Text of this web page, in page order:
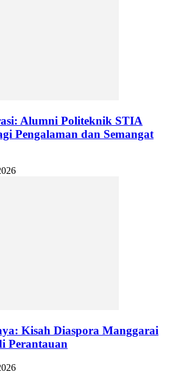
Alumni Politeknik STIA
Pengalaman dan Semangat
Kisah Diaspora Manggarai
Perantauan